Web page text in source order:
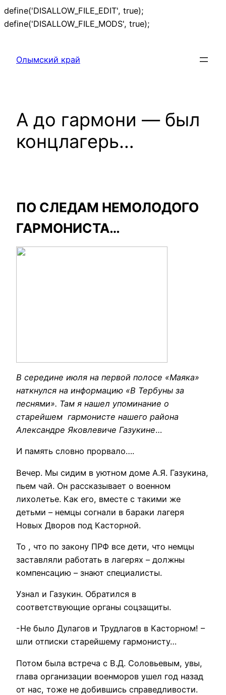
define('DISALLOW_FILE_EDIT', true);
define('DISALLOW_FILE_MODS', true);
Олымский край
А до гармони — был
концлагерь…
ПО СЛЕДАМ НЕМОЛОДОГО
ГАРМОНИСТА…
В середине июля на первой полосе «Маяка»
наткнулся на информацию «В Тербуны за
песнями». Там я нашел упоминание о
старейшем гармонисте нашего района
Александре Яковлевиче Газукине…
И память словно прорвало….
Вечер. Мы сидим в уютном доме А.Я. Газукина,
пьем чай. Он рассказывает о военном
лихолетье. Как его, вместе с такими же
детьми – немцы согнали в бараки лагеря
Новых Дворов под Касторной.
То , что по закону ПРФ все дети, что немцы
заставляли работать в лагерях – должны
компенсацию – знают специалисты.
Узнал и Газукин. Обратился в
соответствующие органы соцзащиты.
-Не было Дулагов и Трудлагов в Касторном! –
шли отписки старейшему гармонисту…
Потом была встреча с В.Д. Соловьевым, увы,
глава организации военморов ушел год назад
от нас, тоже не добившись справедливости.